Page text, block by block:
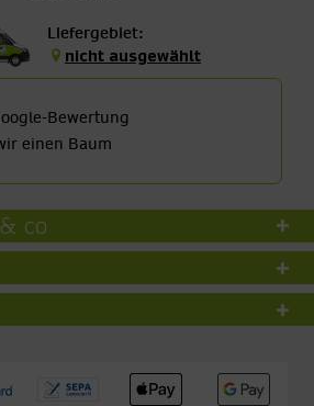
Liefergebiet:
nicht ausgewählt
Bewertung
einen Baum
co